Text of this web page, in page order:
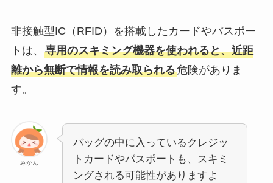
非接触型IC（RFID）を搭載したカードやパスポー
トは、 専用のスキミング機器を使われると、近距
離から無断で情報を読み取られる危険がありま
す。
みかん
バッグの中に入っているクレジッ
トカードやパスポートも、スキミ
ングされる可能性がありますよ